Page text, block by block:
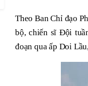
Theo Ban Chỉ đạo
bộ, chiến sĩ Đội
đoạn qua ấp Doi